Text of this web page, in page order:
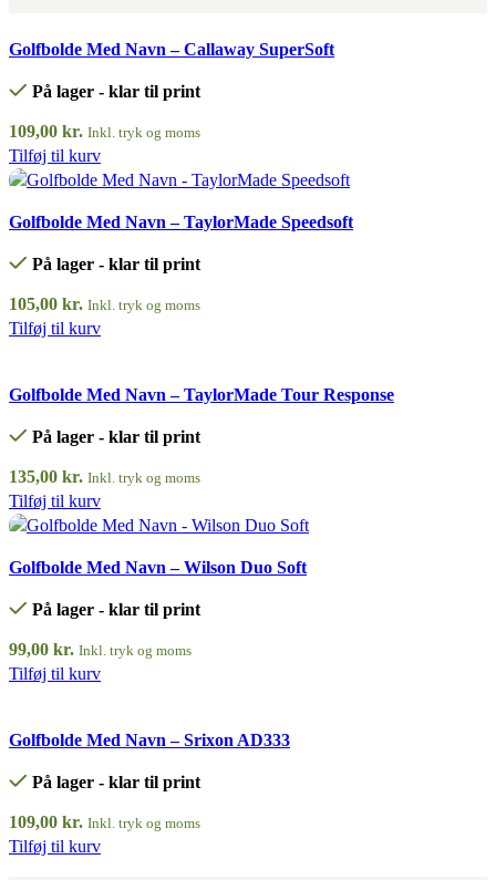
Golfbolde Med Navn – Callaway SuperSoft
På lager - klar til print
109,00 kr. Inkl. tryk og moms
Tilføj til kurv
Golfbolde Med Navn – TaylorMade Speedsoft
På lager - klar til print
105,00 kr. Inkl. tryk og moms
Tilføj til kurv
Golfbolde Med Navn – TaylorMade Tour Response
På lager - klar til print
135,00 kr. Inkl. tryk og moms
Tilføj til kurv
Golfbolde Med Navn – Wilson Duo Soft
På lager - klar til print
99,00 kr. Inkl. tryk og moms
Tilføj til kurv
Golfbolde Med Navn – Srixon AD333
På lager - klar til print
109,00 kr. Inkl. tryk og moms
Tilføj til kurv